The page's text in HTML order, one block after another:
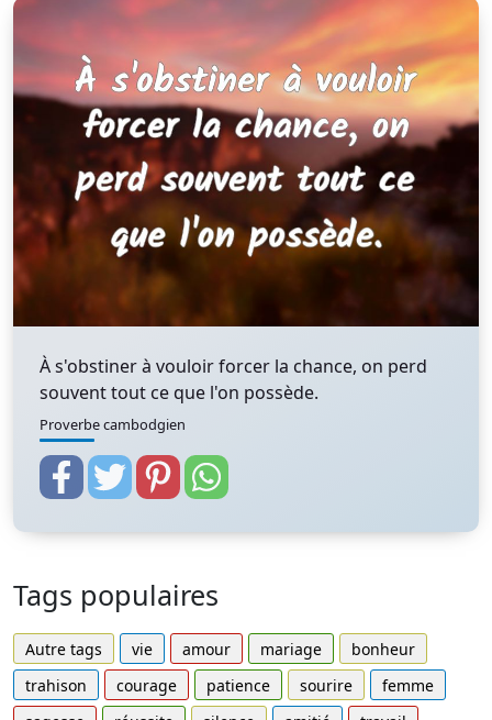
À s'obstiner à vouloir forcer la chance, on perd
souvent tout ce que l'on possède.
Proverbe cambodgien
Tags populaires
Autre tags vie amour mariage
bonheur
trahison
courage patience sourire
femme